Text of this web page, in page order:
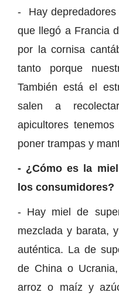
- Hay depredadores
que llegó a Francia
por la cornisa
tanto porque
También está el
salen a
apicultores
poner trampas y
- ¿Cómo es la
los consumidores?
- Hay miel de
mezclada y barata,
auténtica. La de
de China o
arroz o maíz y